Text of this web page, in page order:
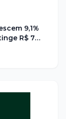
9,1%
R$ 7